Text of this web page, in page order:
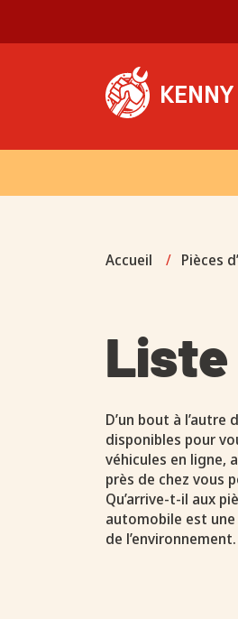
Accueil / Pièces
D’un bout à
disponibles pour
véhicules en ligne,
près de chez vous
Qu’arrive-t-il aux
automobile est
de l’environnement.